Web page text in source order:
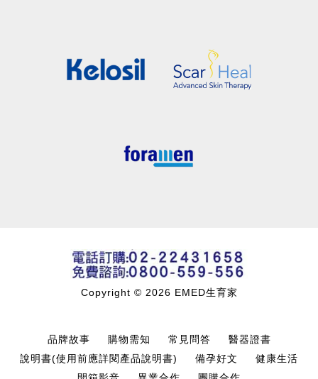
Copyright © 2026 EMED生育家
品牌故事 購物需知 常見問答
醫器證書
說明書(使用前應詳閱產品說明書)
備孕好文
健康生活